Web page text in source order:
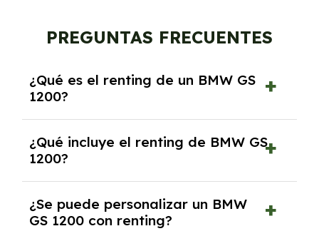
PREGUNTAS FRECUENTES
¿Qué es el renting de un BMW GS
1200?
de alquiler a largo plazo en el que pagas una
cuota mensual fija por el uso del coche
durante un periodo determinado,
generalmente entre 2 y 5 años.
¿Qué incluye el renting de BMW GS
1200?
seguro a todo riesgo, mantenimiento,
reparaciones, impuestos, asistencia en
¿Se puede personalizar un BMW
GS 1200 con renting?